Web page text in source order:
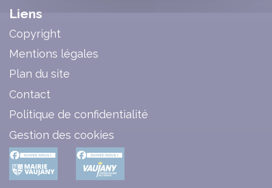
Liens
Copyright
Mentions légales
Plan du site
Contact
Politique de confidentialité
Gestion des cookies